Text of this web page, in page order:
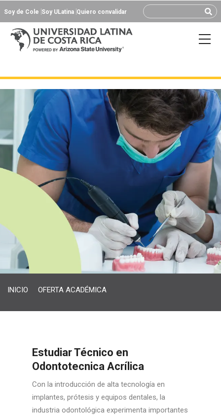
Soy de Cole Soy ULatina Quiero convalidar
INICIO OFERTA ACADÉMICA
Estudiar Técnico en
Odontotecnica Acrílica
Con la introducción de alta tecnología en
implantes, prótesis y equipos dentales, la
industria odontológica experimenta importantes